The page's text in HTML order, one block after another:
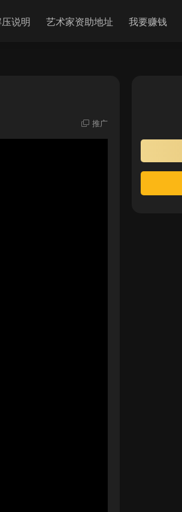
说明 艺术家资助地址 我要赚钱
推广